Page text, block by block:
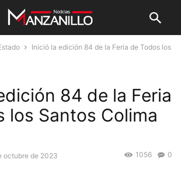
Inició la edición 84 de la Feria de Todos los
84 de la Feria
los Santos Colima
octubre de 2023 0
1056